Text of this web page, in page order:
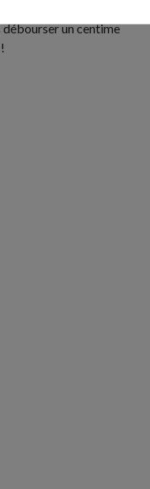
de soutenir le blog
débourser un centime